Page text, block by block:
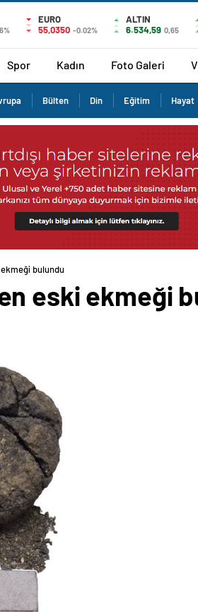
EURO
55,0350 -0.02%
ALTIN
6.534,59 0,65
Spor Kadın Foto Galeri
Bülten Din Eğitim Hayat
bulundu
eski ekmeği